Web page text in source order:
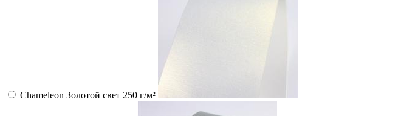
Chameleon Золотой свет 250 г/м²